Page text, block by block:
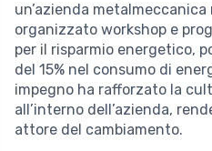
un’azienda
organizzato workshop e
per il risparmio energetico,
del 15% nel consumo di
impegno ha rafforzato la
all’interno dell’azienda,
attore del cambiamento.